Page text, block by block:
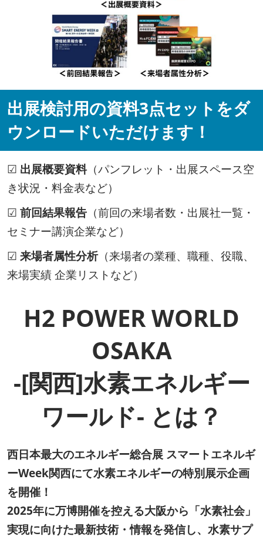
出展検討用の資料3点セットをダ
ウンロードいただけます！
☑ 出展概要資料（パンフレット・出展スペース空
き状況・料金表など）
☑ 前回結果報告 （前回の来場者数・出展社一覧・
セミナー講演企業など）
☑ 来場者属性分析（来場者の業種、職種、役職、
来場実績 企業リストなど）
H2 POWER WORLD
OSAKA
-[関西]水素エネルギー
ワールド- とは？
西日本最大のエネルギー総合展 スマートエネルギ
ーWeek関西にて水素エネルギーの特別展示企画
を開催！
2025年に万博開催を控える大阪から「水素社会」
実現に向けた最新技術・情報を発信し、水素サプ